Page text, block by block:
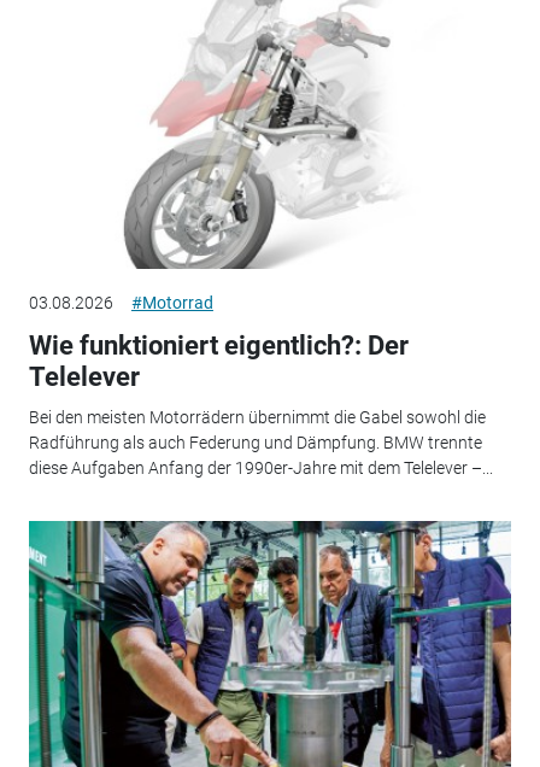
03.08.2026 #Motorrad
Wie funktioniert eigentlich?: Der
Telelever
Bei den meisten Motorrädern übernimmt die Gabel sowohl die
Radführung als auch Federung und Dämpfung. BMW trennte
diese Aufgaben Anfang der 1990er-Jahre mit dem Telelever –...